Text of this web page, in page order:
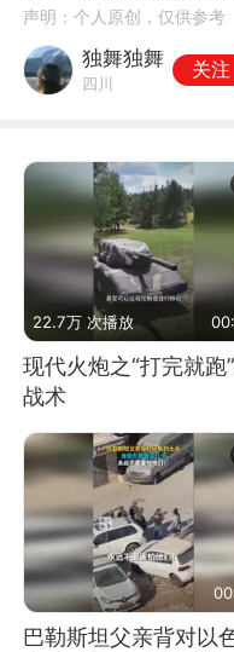
声明：个人原创，仅供参考
独舞独舞
四川
关注
22.7万 次播放
现代火炮之“打完就跑
战术
巴勒斯坦父亲背对以